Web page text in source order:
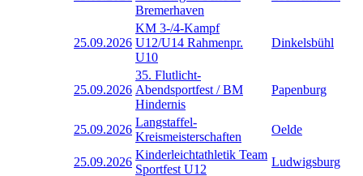
Bremerhaven
25.09.2026
KM 3-/4-Kampf
U12/U14 Rahmenpr.
U10
Dinkelsbühl
25.09.2026
35. Flutlicht-
Abendsportfest / BM
Hindernis
Papenburg
25.09.2026
Langstaffel-
Kreismeisterschaften
Oelde
25.09.2026
Kinderleichtathletik Team
Sportfest U12
Ludwigsburg